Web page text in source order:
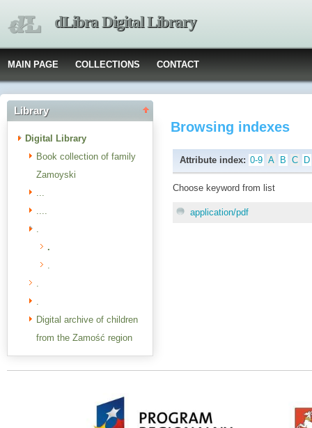
dLibra Digital Library
MAIN PAGE COLLECTIONS CONTACT
Library
Digital Library
Book collection of family
Zamoyski
...
....
.
.
.
.
.
Digital archive of children
from the Zamość region
Browsing indexes
Attribute index: 0-9 A B C D
Choose keyword from list
application/pdf